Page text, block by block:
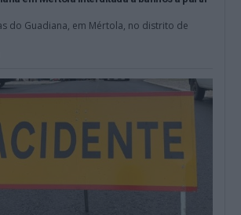
do Guadiana, em Mértola, no distrito de